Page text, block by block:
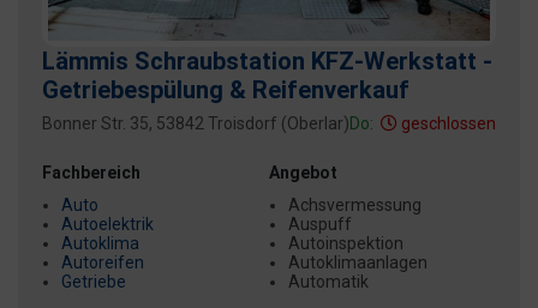
Lämmis Schraubstation KFZ-Werkstatt -
Getriebespülung & Reifenverkauf
Bonner Str. 35, 53842 Troisdorf (Oberlar)Do: geschlossen
Fachbereich
Auto
Autoelektrik
Autoklima
Autoreifen
Getriebe
Angebot
Achsvermessung
Auspuff
Autoinspektion
Autoklimaanlagen
Automatik